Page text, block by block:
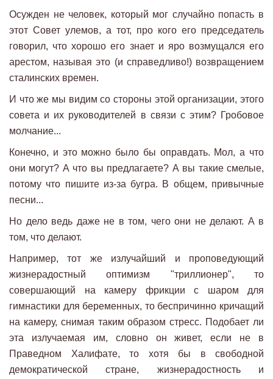
Осужден не человек, который мог случайно попасть в
этот Совет улемов, а тот, про кого его председатель
говорил, что хорошо его знает и яро возмущался его
арестом, называя это (и справедливо!) возвращением
сталинских времен.
И что же мы видим со стороны этой организации, этого
совета и их руководителей в связи с этим? Гробовое
молчание...
Конечно, и это можно было бы оправдать. Мол, а что
они могут? А что вы предлагаете? А вы такие смелые,
потому что пишите из-за бугра. В общем, привычные
песни...
Но дело ведь даже не в том, чего они не делают. А в
том, что делают.
Например, тот же излучайший и проповедующий
жизнерадостный оптимизм "триллионер", то
совершающий на камеру фрикции с шаром для
гимнастики для беременных, то беспричинно кричащий
на камеру, снимая таким образом стресс. Подобает ли
эта излучаемая им, словно он живет, если не в
Праведном Халифате, то хотя бы в свободной
демократической стране, жизнерадостность и